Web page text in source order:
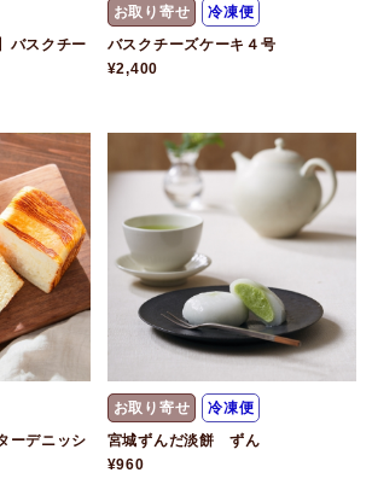
バスクチー
お取り寄せ
冷凍便
バスクチーズケーキ４号
¥2,400
ーデニッシ
お取り寄せ
冷凍便
宮城ずんだ淡餅 ずん
¥960